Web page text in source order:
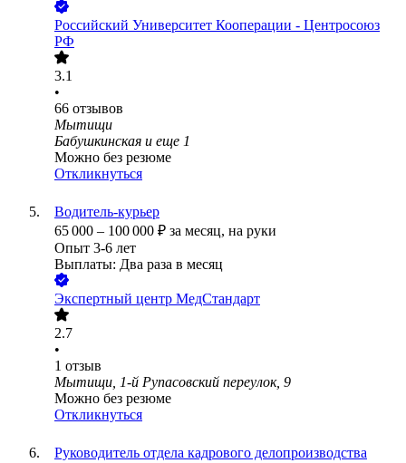
Российский Университет Кооперации - Центросоюз
РФ
3.1
•
66 отзывов
Мытищи
Бабушкинская и еще 1
Можно без резюме
Откликнуться
Водитель-курьер
65 000 – 100 000 ₽ за месяц, на руки
Опыт 3-6 лет
Выплаты: Два раза в месяц
Экспертный центр МедСтандарт
2.7
•
1 отзыв
Мытищи, 1-й Рупасовский переулок, 9
Можно без резюме
Откликнуться
Руководитель отдела кадрового делопроизводства